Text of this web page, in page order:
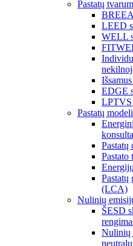
Pastatų
LEED
WELL
EDGE
LPTVS
Pastatų
Pastatų
Pastato
(LCA)
Nulinių
ŠESD
Nulinių